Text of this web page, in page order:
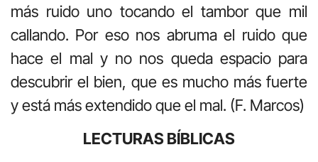
más ruido uno tocando el tambor que mil
callando. Por eso nos abruma el ruido que
hace el mal y no nos queda espacio para
descubrir el bien, que es mucho más fuerte
y está más extendido que el mal. (F. Marcos)
LECTURAS BÍBLICAS